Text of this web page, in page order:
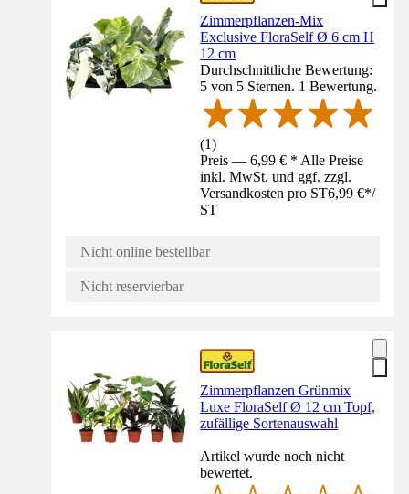
Zimmerpflanzen-Mix
Exclusive FloraSelf Ø 6 cm H
12 cm
Durchschnittliche Bewertung:
5 von 5 Sternen. 1 Bewertung.
(1)
Preis — 6,99 € * Alle Preise
inkl. MwSt. und ggf. zzgl.
Versandkosten pro ST6,99 €*/
ST
Nicht online bestellbar
Nicht reservierbar
Zimmerpflanzen Grünmix
Luxe FloraSelf Ø 12 cm Topf,
zufällige Sortenauswahl
Artikel wurde noch nicht
bewertet.